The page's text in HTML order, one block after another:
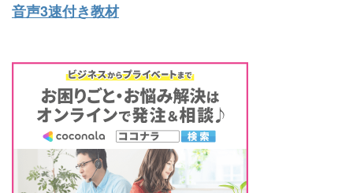
音声3速付き教材